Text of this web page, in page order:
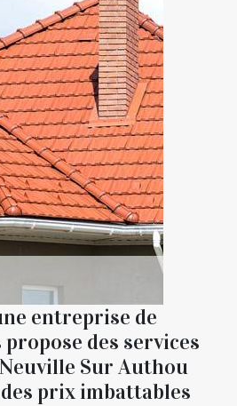
entreprise de
des services
Sur Authou
prix imbattables